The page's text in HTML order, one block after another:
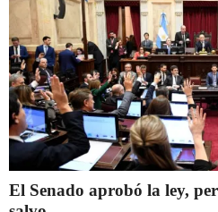
El Senado aprobó la ley,